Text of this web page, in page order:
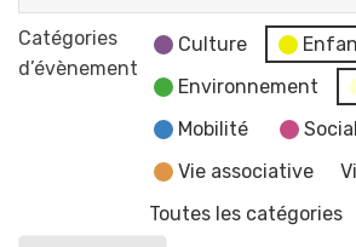
fake
news"
BMX
5e
Catégories
d’évènement
Culture
Environnement
Mobilité
Social
Vie associative
Toutes les catégories